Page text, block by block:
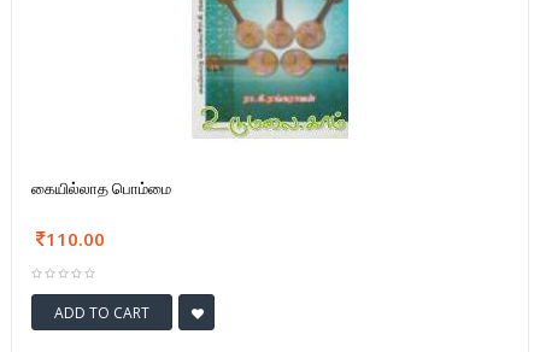
கையில்லாத பொம்மை
110.00
ADD TO CART